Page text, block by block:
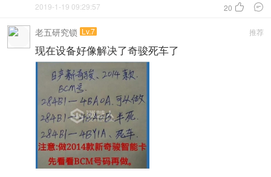
20  
2019-1-19 09:29:57
推荐
老五研究锁 Lv.7
现在设备好像解决了奇骏死车了